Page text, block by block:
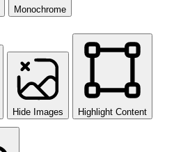
Monochrome
Hide Images Highlight Content